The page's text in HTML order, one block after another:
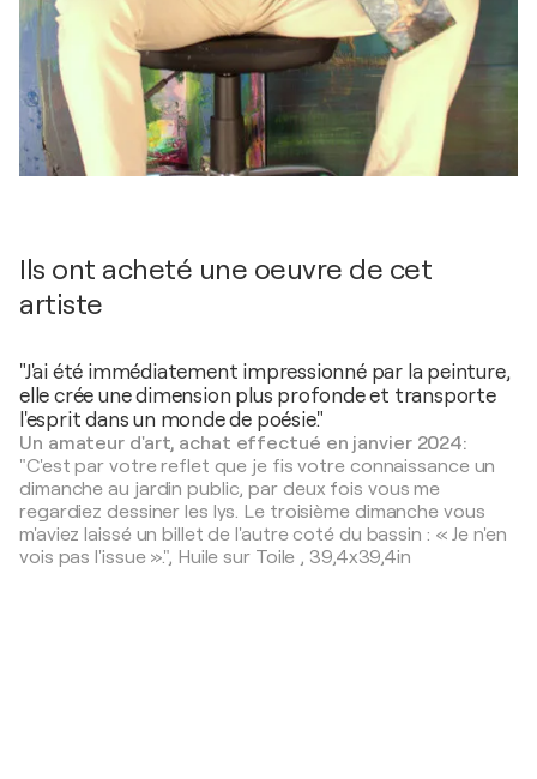
Ils ont acheté une oeuvre de cet
artiste
"J'ai été immédiatement impressionné par la peinture,
elle crée une dimension plus profonde et transporte
l'esprit dans un monde de poésie."
Un amateur d'art, achat effectué en janvier 2024:
"C'est par votre reflet que je fis votre connaissance un
dimanche au jardin public, par deux fois vous me
regardiez dessiner les lys. Le troisième dimanche vous
m'aviez laissé un billet de l'autre coté du bassin : « Je n'en
vois pas l'issue ».", Huile sur Toile , 39,4x39,4in